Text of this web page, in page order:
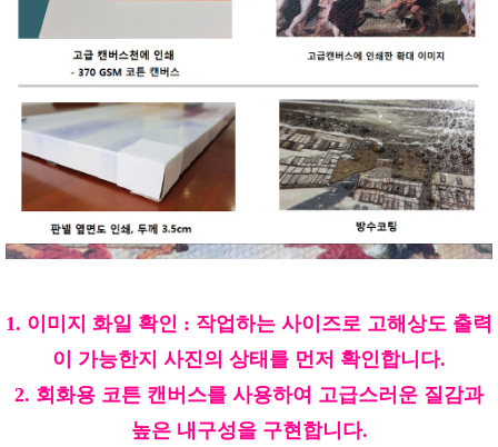
1. 이미지 화일 확인 : 작업하는 사이즈로 고해상도 출력
이 가능한지 사진의 상태를 먼저 확인합니다.
2. 회화용 코튼 캔버스를 사용하여 고급스러운 질감과
높은 내구성을 구현합니다.